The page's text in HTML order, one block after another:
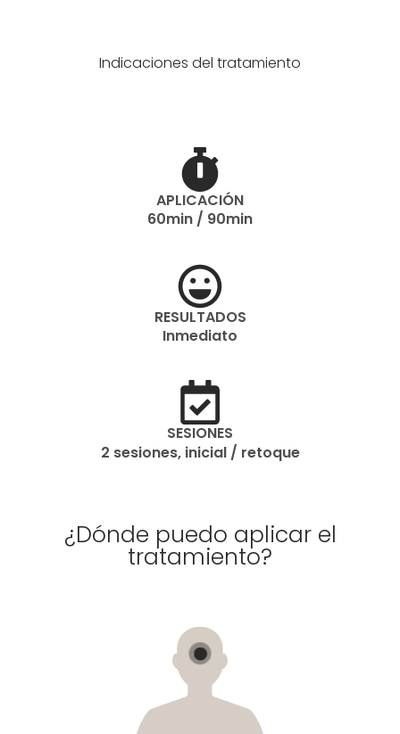
Indicaciones del tratamiento
APLICACIÓN
60min / 90min
RESULTADOS
Inmediato
SESIONES
2 sesiones, inicial / retoque
¿Dónde puedo aplicar el
tratamiento?